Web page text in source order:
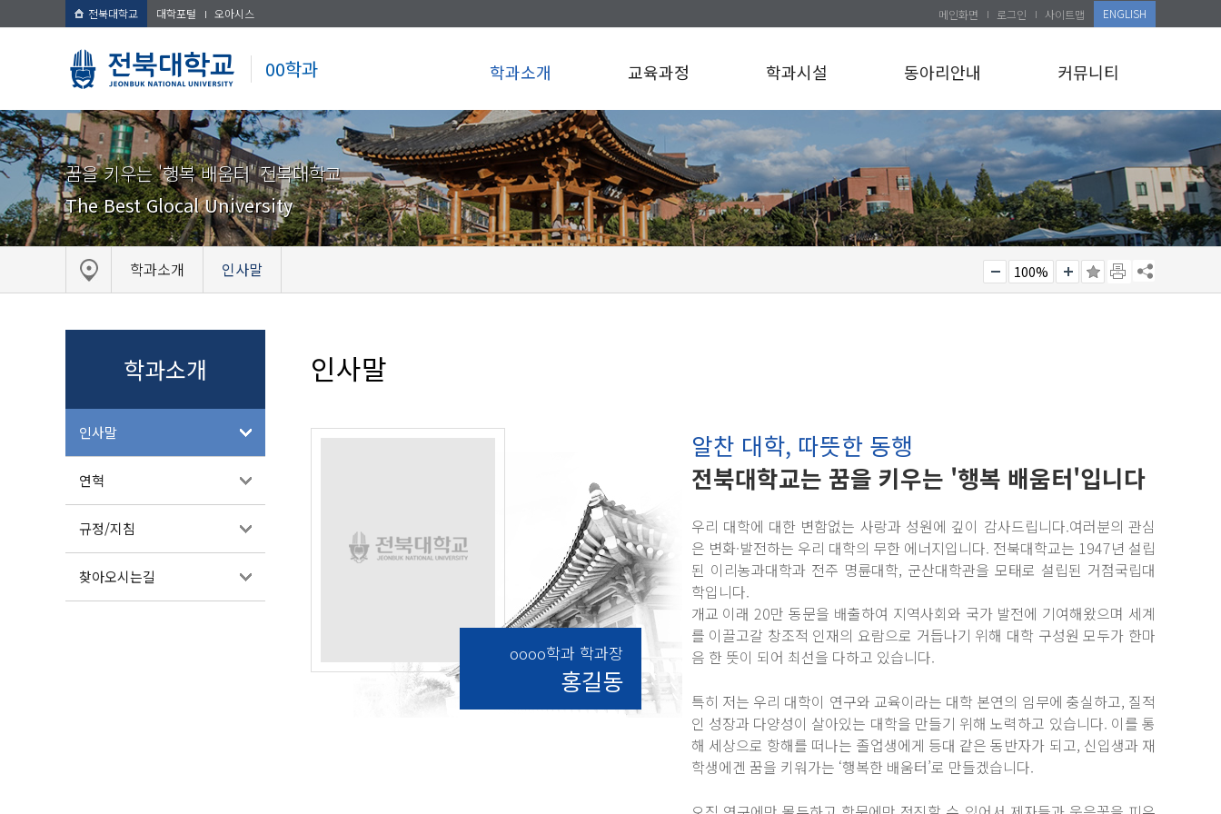
전북대학교 대학포털 오아시스
00학과
메인화면 로그인 사이트맵 ENGLISH
학과소개 교육과정 학과시설 동아리안내 커뮤니티
꿈을 키우는 '행복 배움터' 전북대학교
The Best Glocal University
학과소개 인사말 100%
학과소개
인사말
연혁
규정/지침
찾아오시는길
인사말
oooo학과 학과장
홍길동
알찬 대학, 따뜻한 동행
전북대학교는 꿈을 키우는 '행복 배움터'입니다
우리 대학에 대한 변함없는 사랑과 성원에 깊이 감사드립니다.여러분의 관심
은 변화·발전하는 우리 대학의 무한 에너지입니다. 전북대학교는 1947년 설립
된 이리농과대학과 전주 명륜대학, 군산대학관을 모태로 설립된 거점국립대
학입니다.
개교 이래 20만 동문을 배출하여 지역사회와 국가 발전에 기여해왔으며 세계
를 이끌고갈 창조적 인재의 요람으로 거듭나기 위해 대학 구성원 모두가 한마
음 한 뜻이 되어 최선을 다하고 있습니다.
특히 저는 우리 대학이 연구와 교육이라는 대학 본연의 임무에 충실하고, 질적
인 성장과 다양성이 살아있는 대학을 만들기 위해 노력하고 있습니다. 이를 통
해 세상으로 항해를 떠나는 졸업생에게 등대 같은 동반자가 되고, 신입생과 재
학생에겐 꿈을 키워가는 ‘행복한 배움터’로 만들겠습니다.